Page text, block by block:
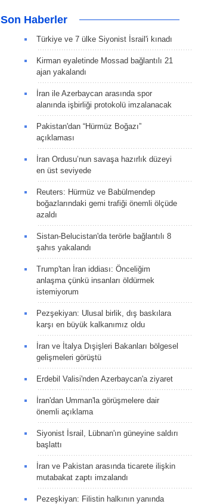
Son Haberler
Türkiye ve 7 ülke Siyonist İsrail'i kınadı
Kirman eyaletinde Mossad bağlantılı 21
ajan yakalandı
İran ile Azerbaycan arasında spor
alanında işbirliği protokolü imzalanacak
Pakistan'dan “Hürmüz Boğazı”
açıklaması
İran Ordusu’nun savaşa hazırlık düzeyi
en üst seviyede
Reuters: Hürmüz ve Babülmendep
boğazlarındaki gemi trafiği önemli ölçüde
azaldı
Sistan-Belucistan'da terörle bağlantılı 8
şahıs yakalandı
Trump'tan İran iddiası: Önceliğim
anlaşma çünkü insanları öldürmek
istemiyorum
Pezşekiyan: Ulusal birlik, dış baskılara
karşı en büyük kalkanımız oldu
İran ve İtalya Dışişleri Bakanları bölgesel
gelişmeleri görüştü
Erdebil Valisi'nden Azerbaycan'a ziyaret
İran'dan Umman'la görüşmelere dair
önemli açıklama
Siyonist İsrail, Lübnan'ın güneyine saldırı
başlattı
İran ve Pakistan arasında ticarete ilişkin
mutabakat zaptı imzalandı
Pezeşkiyan: Filistin halkının yanında